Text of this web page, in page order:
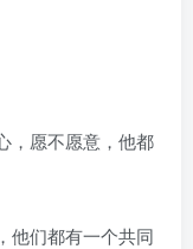
，愿不愿意，他都
他们都有一个共同